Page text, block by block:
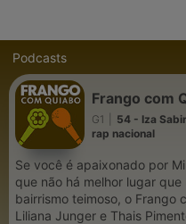
Podcasts
Frango com
G1
54 - Iza
rap nacional
Se você é apaixonado por
que não há melhor lugar
bairrismo teimoso, o Frango
Liliana Junger e Thais